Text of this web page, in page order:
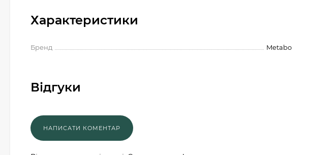
Характеристики
Бренд Metabo
Відгуки